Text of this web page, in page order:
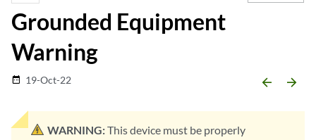
Grounded Equipment
Warning
date_range 19-Oct-22 arrow_backward arrow_forward
WARNING:This device must be properly